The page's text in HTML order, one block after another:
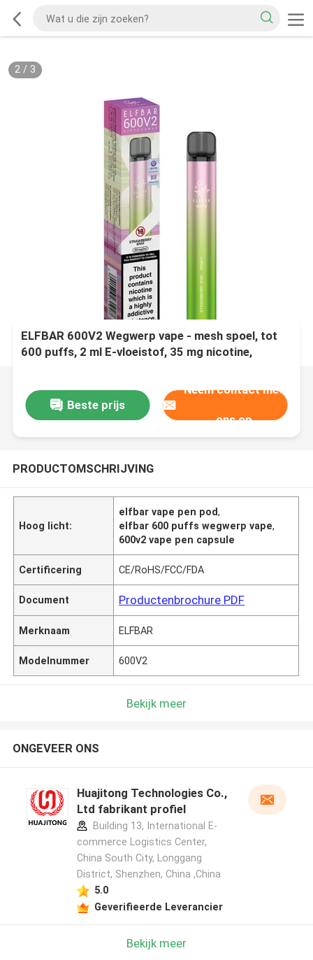
2/ 3
ELFBAR 600V2 Wegwerp vape - mesh spoel, tot
600 puffs, 2 ml E-vloeistof, 35 mg nicotine,
Beste prijs
Neem contact met
ons op
PRODUCTOMSCHRIJVING
Hoog licht:
elfbar vape pen pod,
elfbar 600 puffs wegwerp vape,
600v2 vape pen capsule
Certificering CE/RoHS/FCC/FDA
Document Productenbrochure PDF
Merknaam ELFBAR
Modelnummer 600V2
Bekijk meer
ONGEVEER ONS
Huajitong Technologies Co.,
Ltd fabrikant profiel
Building 13, International E-
commerce Logistics Center,
China South City, Longgang
District, Shenzhen, China ,China
5.0
Geverifieerde Leverancier
Bekijk meer